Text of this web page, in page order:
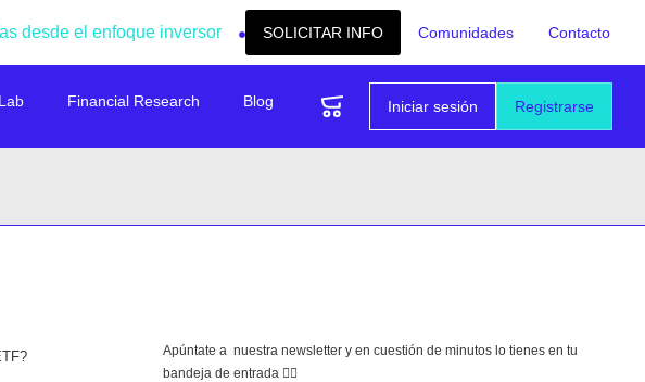
desde el enfoque inversor SOLICITAR INFO Comunidades Contacto
Registrarse
Iniciar sesión
Financial Research Blog
Apúntate a nuestra newsletter y en cuestión de minutos lo tienes en tu
bandeja de entrada 👇🏻